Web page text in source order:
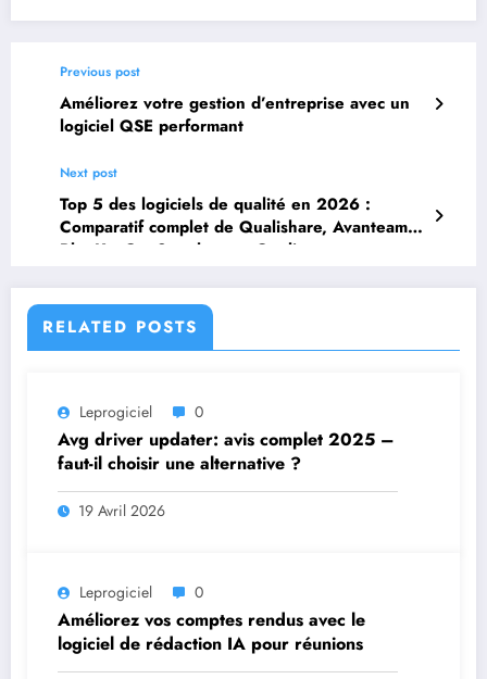
Previous post
Améliorez votre gestion d’entreprise avec un
logiciel QSE performant
Next post
Top 5 des logiciels de qualité en 2026 :
Comparatif complet de Qualishare, Avanteam,
BlueKanGo, Symalean et Qualipro
RELATED POSTS
Leprogiciel 0
Avg driver updater: avis complet 2025 –
faut-il choisir une alternative ?
19 Avril 2026
Leprogiciel 0
Améliorez vos comptes rendus avec le
logiciel de rédaction IA pour réunions